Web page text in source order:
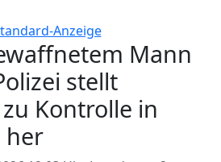
Mann
stellt
Kontrolle in
her